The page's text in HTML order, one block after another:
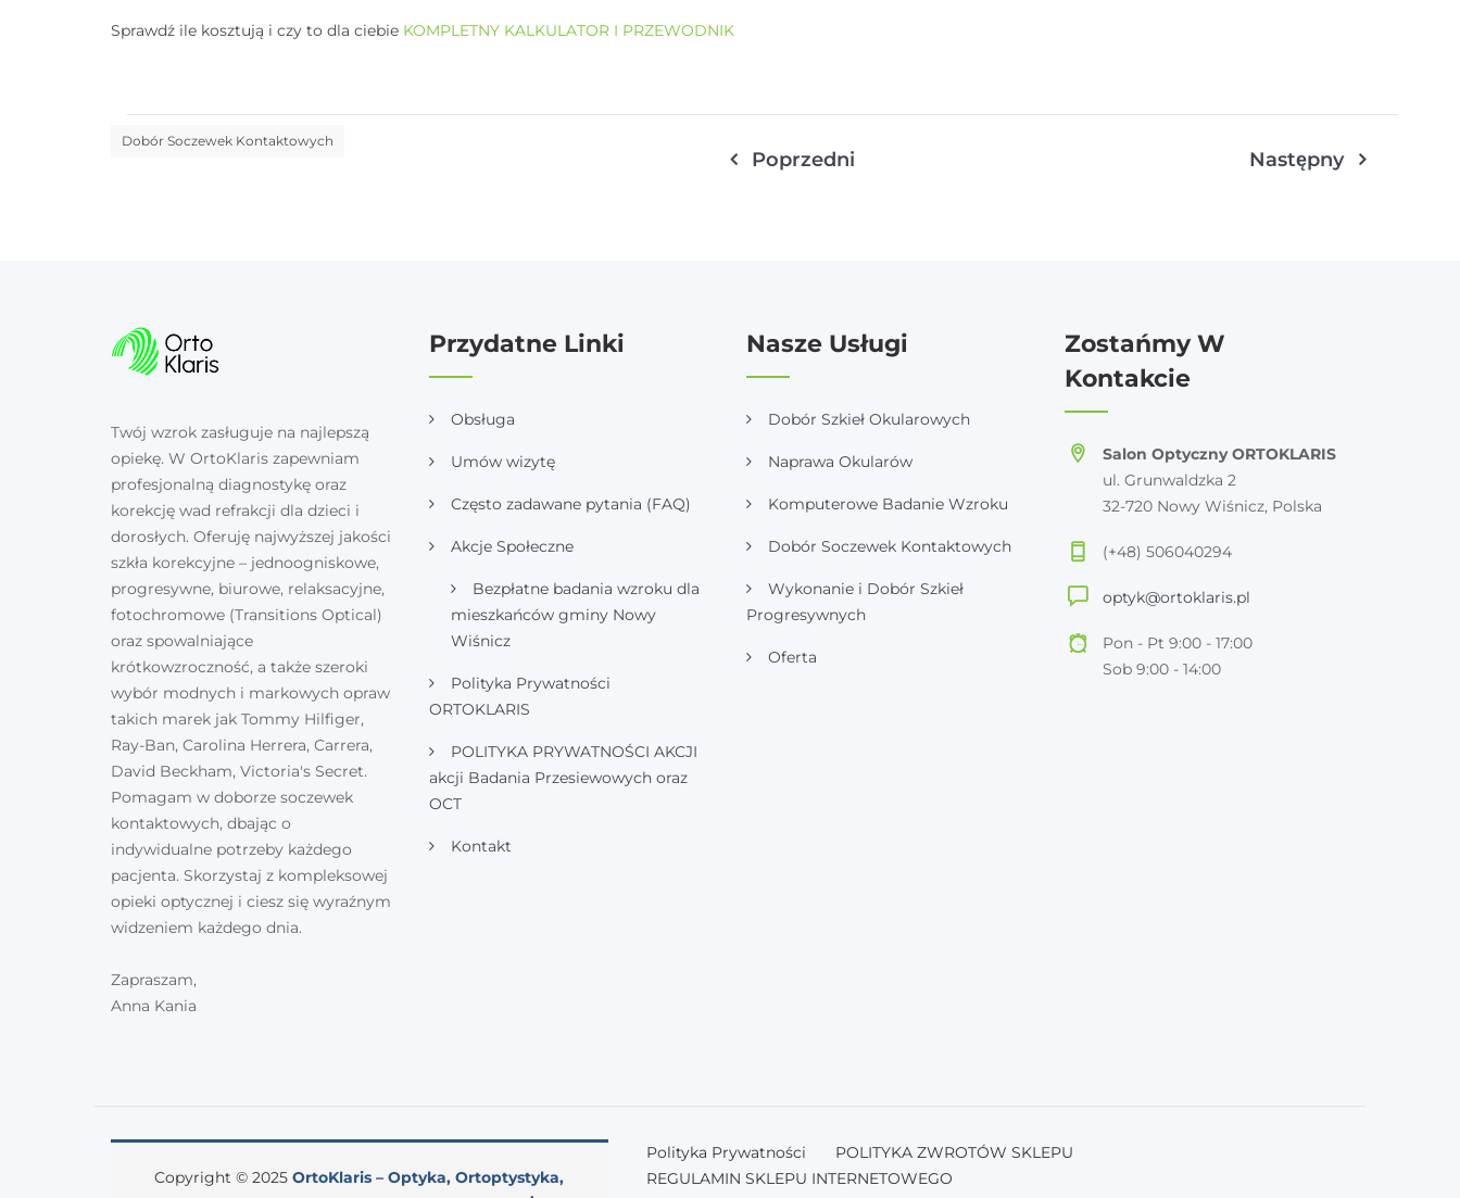
Sprawdź ile kosztują i czy to dla ciebie KOMPLETNY KALKULATOR I PRZEWODNIK
Dobór Soczewek Kontaktowych
Poprzedni Następny
Twój wzrok zasługuje na najlepszą
opiekę. W OrtoKlaris zapewniam
profesjonalną diagnostykę oraz
korekcję wad refrakcji dla dzieci i
dorosłych. Oferuję najwyższej jakości
szkła korekcyjne – jednoogniskowe,
progresywne, biurowe, relaksacyjne,
fotochromowe (Transitions Optical)
oraz spowalniające
krótkowzroczność, a także szeroki
wybór modnych i markowych opraw
takich marek jak Tommy Hilfiger,
Ray-Ban, Carolina Herrera, Carrera,
David Beckham, Victoria's Secret.
Pomagam w doborze soczewek
kontaktowych, dbając o
indywidualne potrzeby każdego
pacjenta. Skorzystaj z kompleksowej
opieki optycznej i ciesz się wyraźnym
widzeniem każdego dnia.
Zapraszam,
Anna Kania
Przydatne Linki
Obsługa
Umów wizytę
Często zadawane pytania (FAQ)
Akcje Społeczne
Bezpłatne badania wzroku dla
mieszkańców gminy Nowy
Wiśnicz
Polityka Prywatności
ORTOKLARIS
POLITYKA PRYWATNOŚCI AKCJI
akcji Badania Przesiewowych oraz
OCT
Kontakt
Nasze Usługi
Dobór Szkieł Okularowych
Naprawa Okularów
Komputerowe Badanie Wzroku
Dobór Soczewek Kontaktowych
Wykonanie i Dobór Szkieł
Progresywnych
Oferta
Zostańmy W
Kontakcie
Salon Optyczny ORTOKLARIS
ul. Grunwaldzka 2
32-720 Nowy Wiśnicz, Polska
(+48) 506040294
optyk@ortoklaris.pl
Pon - Pt 9:00 - 17:00
Sob 9:00 - 14:00
Copyright © 2025OrtoKlaris – Optyka, Ortoptystyka,
Polityka Prywatności
POLITYKA ZWROTÓW SKLEPU
REGULAMIN SKLEPU INTERNETOWEGO